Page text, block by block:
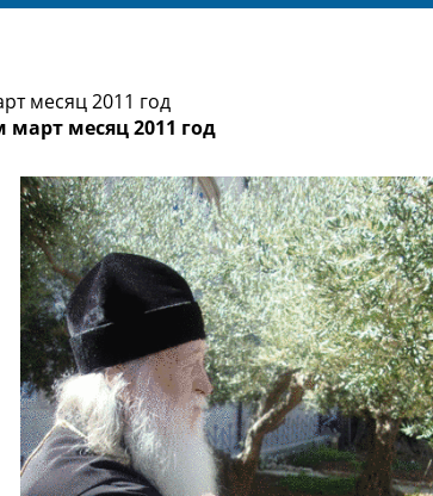
месяц 2011 год
месяц 2011 год